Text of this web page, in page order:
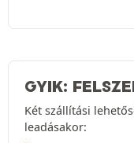
GYIK:
Két szállítási
leadásakor: